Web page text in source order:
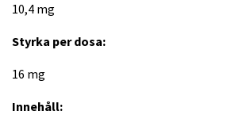
10,4 mg
Styrka per dosa:
16 mg
Innehåll: